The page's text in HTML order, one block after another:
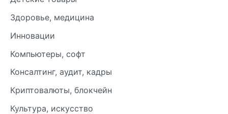
Здоровье, медицина
Инновации
Компьютеры, софт
Консалтинг, аудит, кадры
Криптовалюты, блокчейн
Культура, искусство